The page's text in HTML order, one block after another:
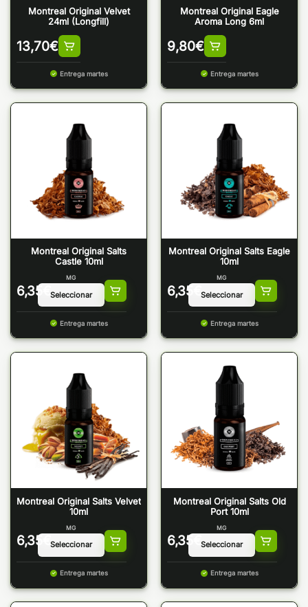
Montreal Original Velvet
24ml (Longfill)
13,70€
Entrega martes
Montreal Original Eagle
Aroma Long 6ml
9,80€
Entrega martes
Montreal Original Salts
Castle 10ml
6,35 €
MG
Entrega martes
Montreal Original Salts Eagle
10ml
6,35 €
MG
Entrega martes
Montreal Original Salts Velvet
10ml
6,35 €
MG
Entrega martes
Montreal Original Salts Old
Port 10ml
6,35 €
MG
Entrega martes